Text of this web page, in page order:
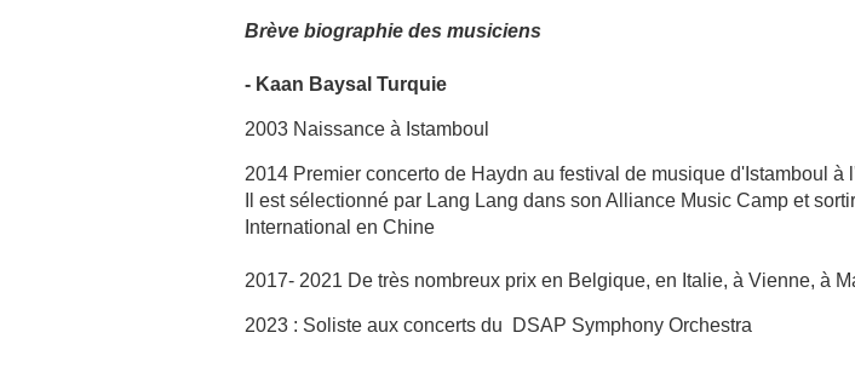
Brève biographie des musiciens
- Kaan Baysal Turquie
2003 Naissance à Istamboul
2014 Premier concerto de Haydn au festival de musique d'Istamboul à
Il est sélectionné par Lang Lang dans son Alliance Music Camp et
International en Chine
2017- 2021 De très nombreux prix en Belgique, en Italie, à Vienne, à
2023 : Soliste aux concerts du DSAP Symphony Orchestra